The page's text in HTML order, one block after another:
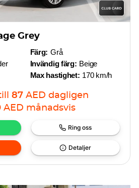
Grey
Färg: Grå
Invändig färg: Beige
Max hastighet: 170 km/h
87 AED dagligen
AED månadsvis
Ring oss
Detaljer